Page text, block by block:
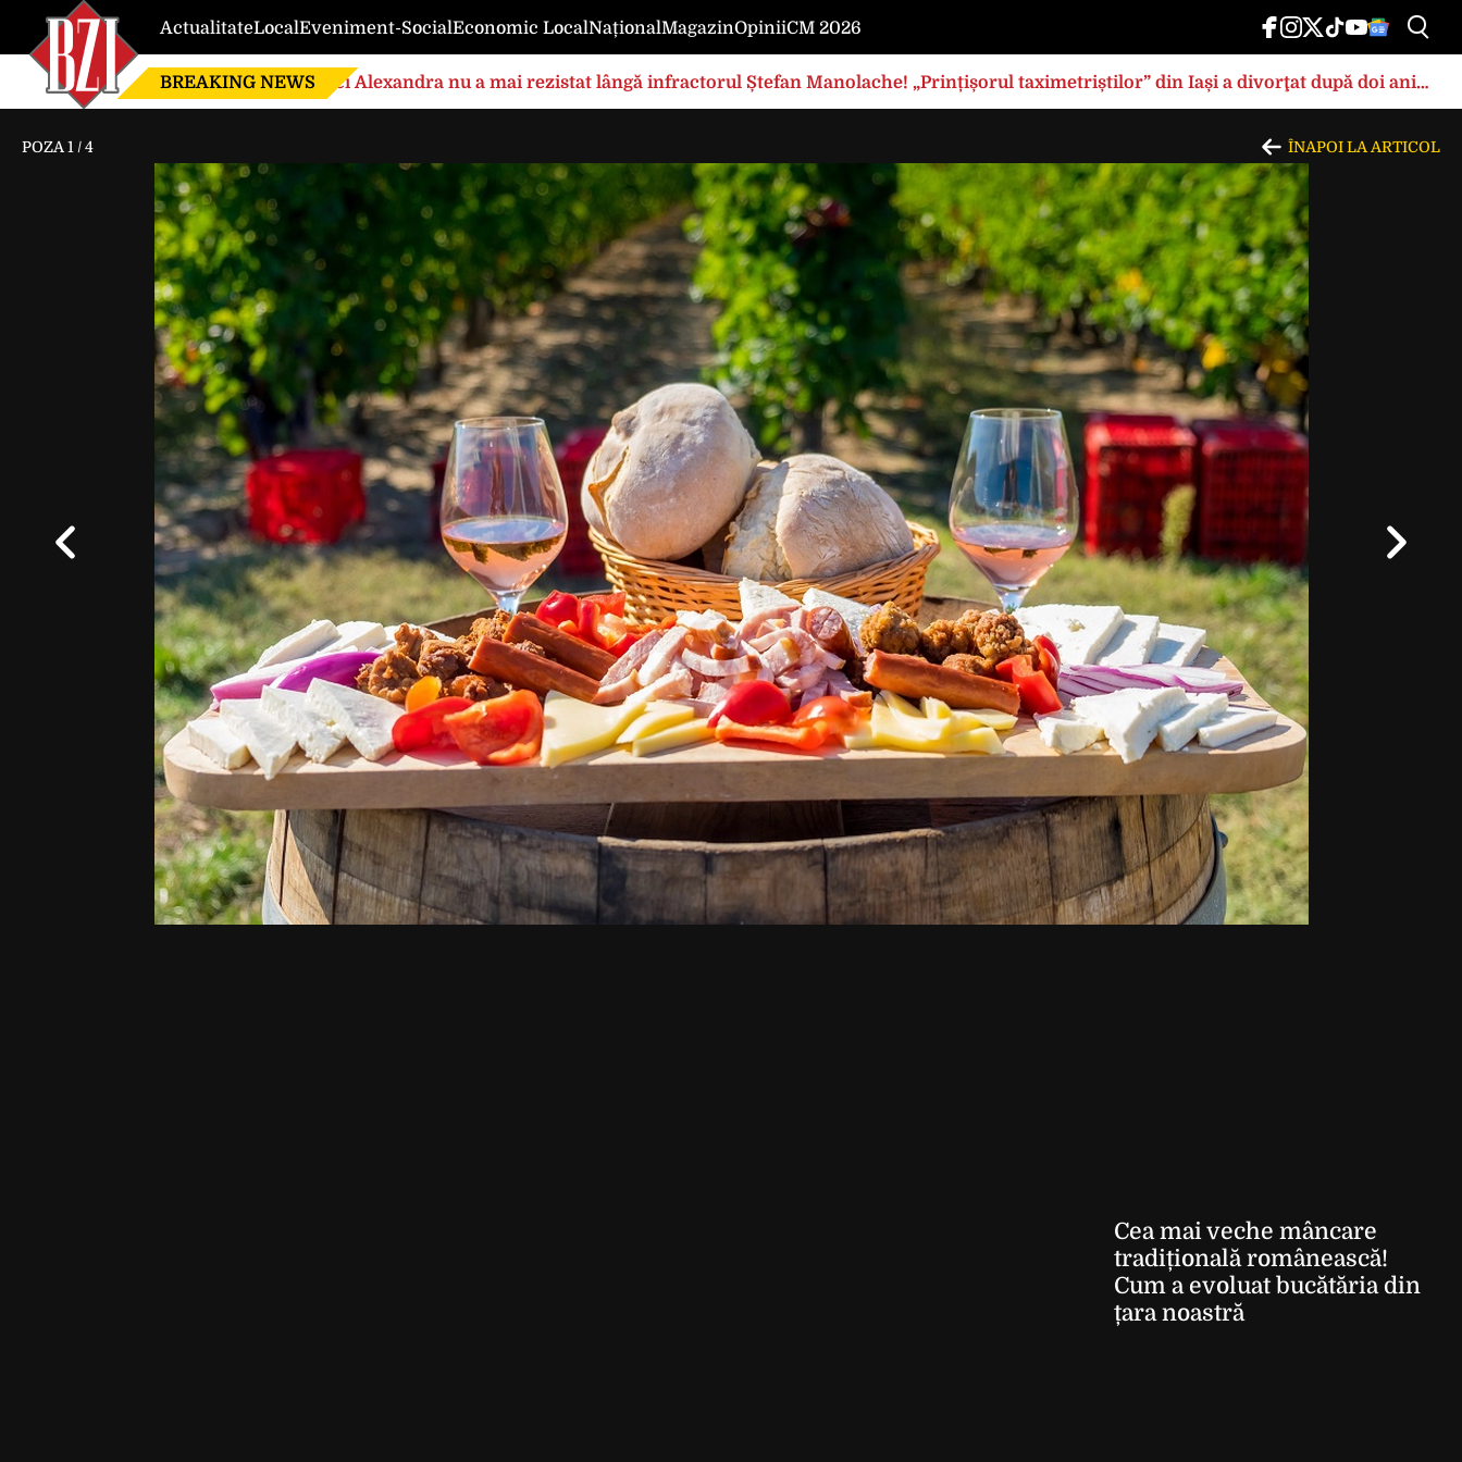
ActualitateLocalEveniment-SocialEconomic LocalNaționalMagazinOpiniiCM 2026
BREAKING NEWS Nici Alexandra nu a mai rezistat lângă infractorul Ștefan Manolache! „Prințișorul taximetriștilor” din Iași a divorţat după doi ani
de căsnicie
POZA 1 /4 ÎNAPOI LA ARTICOL
Cea mai veche mâncare
tradițională românească!
Cum a evoluat bucătăria din
țara noastră